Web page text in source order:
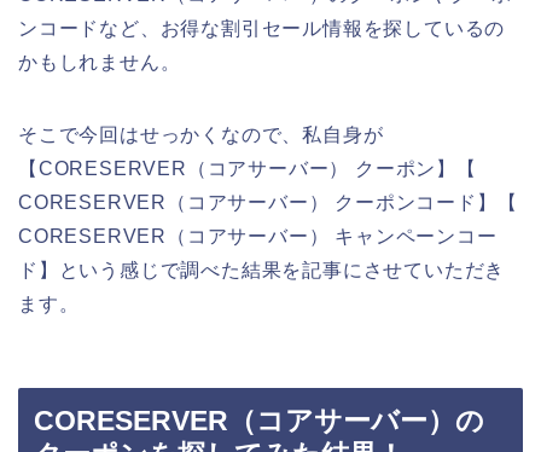
ンコードなど、お得な割引セール情報を探しているの
かもしれません。
そこで今回はせっかくなので、私自身が
【CORESERVER（コアサーバー） クーポン】【
CORESERVER（コアサーバー） クーポンコード】【
CORESERVER（コアサーバー） キャンペーンコー
ド】という感じで調べた結果を記事にさせていただき
ます。
CORESERVER（コアサーバー）の